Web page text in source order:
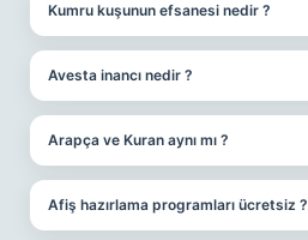
Kumru kuşunun efsanesi nedir ?
Avesta inancı nedir ?
Arapça ve Kuran aynı mı ?
Afiş hazırlama programları ücretsiz ?